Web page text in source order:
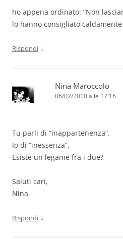
ho appena ordinato: “Non
lo hanno consigliato caldamente
Rispondi ↓
Nina Maroccolo
06/02/2010 alle 17:16
Tu parli di “inappartenenza”.
Io di “inessenza”.
Esiste un legame fra i due?
Saluti cari,
Nina
Rispondi ↓